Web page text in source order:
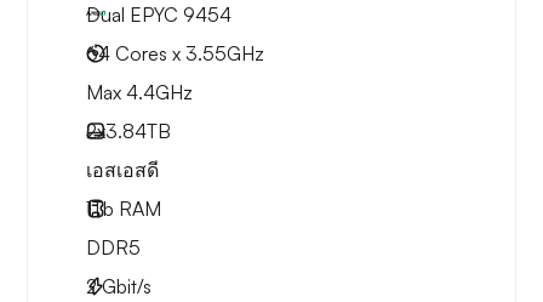
Dual EPYC 9454
64 Cores x 3.55GHz
Max 4.4GHz
2x3.84TB
เอสเอสดี
1Tb RAM
DDR5
2Gbit/s